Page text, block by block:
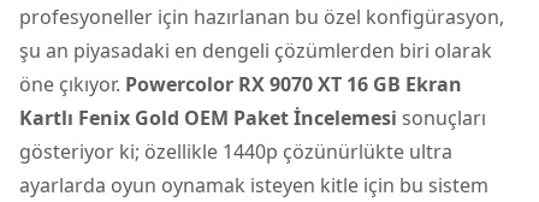
profesyoneller için hazırlanan bu özel konfigürasyon,
şu an piyasadaki en dengeli çözümlerden biri olarak
öne çıkıyor. Powercolor RX 9070 XT 16 GB Ekran
Kartlı Fenix Gold OEM Paket İncelemesi sonuçları
gösteriyor ki; özellikle 1440p çözünürlükte ultra
ayarlarda oyun oynamak isteyen kitle için bu sistem